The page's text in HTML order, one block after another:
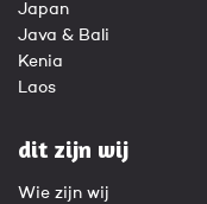
Japan
Java & Bali
Kenia
Laos
dit zijn wij
Wie zijn wij